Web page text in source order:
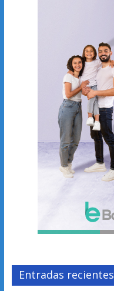
Entradas recientes